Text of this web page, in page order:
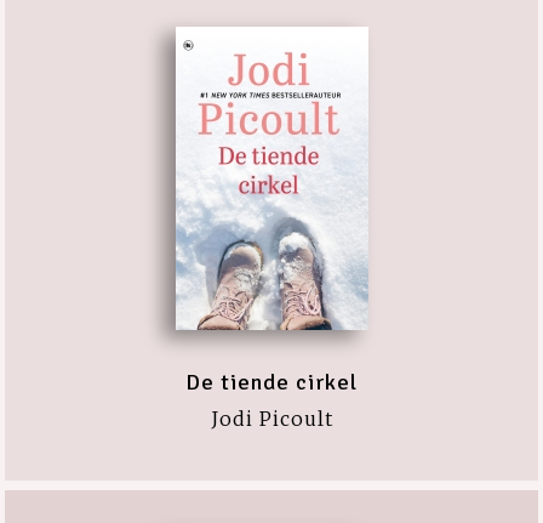
De tiende cirkel
Jodi Picoult